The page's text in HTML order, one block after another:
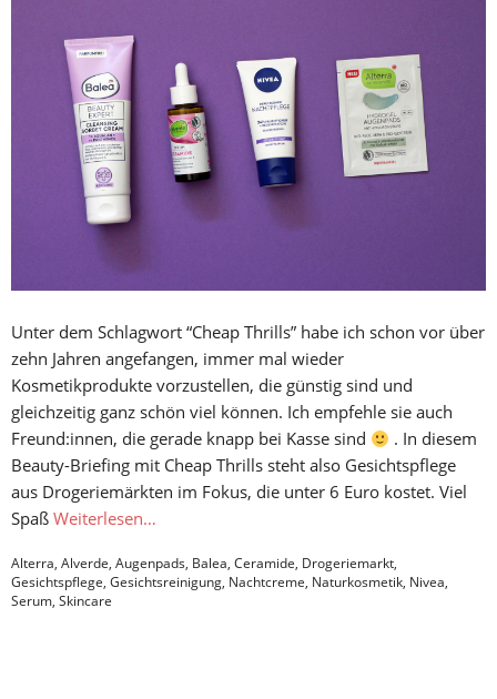
Unter dem Schlagwort “Cheap Thrills” habe ich schon vor über
zehn Jahren angefangen, immer mal wieder
Kosmetikprodukte vorzustellen, die günstig sind und
gleichzeitig ganz schön viel können. Ich empfehle sie auch
Freund:innen, die gerade knapp bei Kasse sind
. In diesem
Beauty-Briefing mit Cheap Thrills steht also Gesichtspflege
aus Drogeriemärkten im Fokus, die unter 6 Euro kostet. Viel
Spaß Weiterlesen…
Alterra, Alverde, Augenpads, Balea, Ceramide, Drogeriemarkt,
Gesichtspflege, Gesichtsreinigung, Nachtcreme, Naturkosmetik, Nivea,
Serum, Skincare